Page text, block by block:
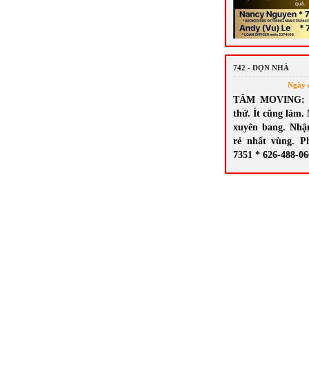
742 - DỌN NHÀ
Ngày
TÂM MOVING:
thứ. Ít cũng làm.
xuyên bang.
rẻ nhất vùng.
7351 * 626-488-